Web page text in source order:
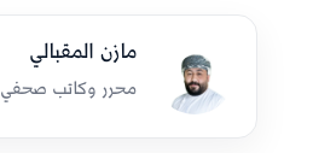
مازن المقبالي
محرر وكاتب صحفي